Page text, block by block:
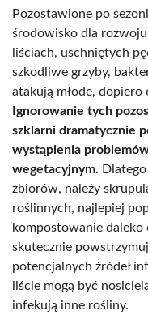
Pozostawione po
środowisko dla
liściach, uschniętych
szkodliwe grzyby,
atakują młode,
Ignorowanie tych
szklarni dramatycznie
wystąpienia
wegetacyjnym.
zbiorów, należy
roślinnych, najlepiej
kompostowanie
skutecznie
potencjalnych źródeł
liście mogą być
infekują inne rośliny.